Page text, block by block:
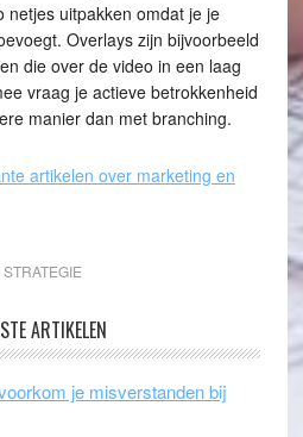
netjes uitpakken omdat je je
Overlays zijn bijvoorbeeld
die over de video in een laag
vraag je actieve betrokkenheid
manier dan met branching.
artikelen over marketing en
ARTIKELEN
je misverstanden bij